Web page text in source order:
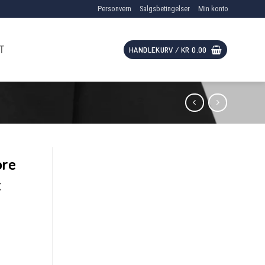
Personvern Salgsbetingelser Min konto
HANDLEKURV / KR 0.00